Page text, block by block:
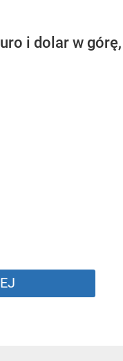
i dolar w górę,